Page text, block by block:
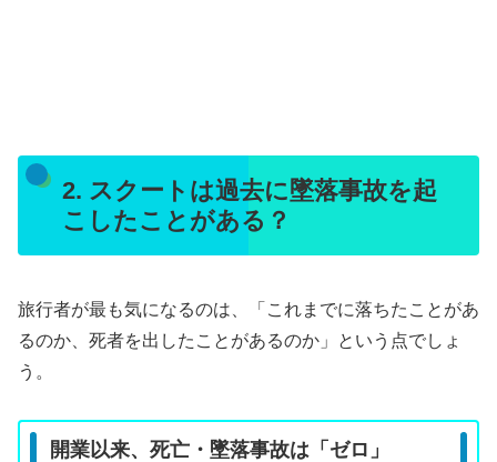
2. スクートは過去に墜落事故を起
こしたことがある？
旅行者が最も気になるのは、「これまでに落ちたことがあ
るのか、死者を出したことがあるのか」という点でしょ
う。
開業以来、死亡・墜落事故は「ゼロ」